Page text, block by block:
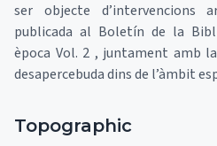
ser objecte d’intervencions
publicada al Boletín de la
època Vol. 2 , juntament amb
desapercebuda dins de l’àmbit
Topographic